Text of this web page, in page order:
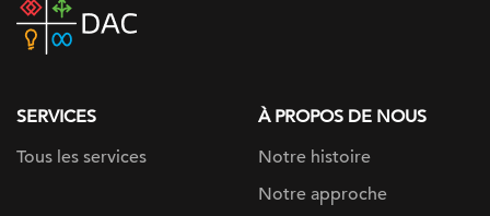
DAC
home
SERVICES
Tous les services
À PROPOS DE NOUS
Notre histoire
Notre approche